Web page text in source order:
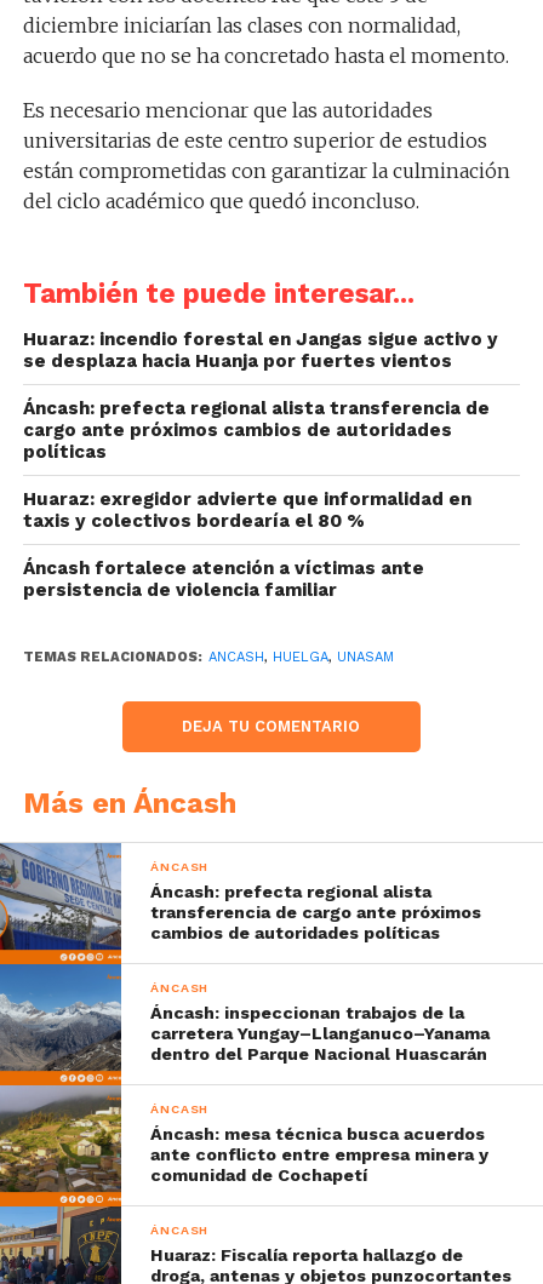
diciembre iniciarían las clases con normalidad,
acuerdo que no se ha concretado hasta el momento.
Es necesario mencionar que las autoridades
universitarias de este centro superior de estudios
están comprometidas con garantizar la culminación
del ciclo académico que quedó inconcluso.
También te puede interesar...
Huaraz: incendio forestal en Jangas sigue activo y
se desplaza hacia Huanja por fuertes vientos
Áncash: prefecta regional alista transferencia de
cargo ante próximos cambios de autoridades
políticas
Huaraz: exregidor advierte que informalidad en
taxis y colectivos bordearía el 80 %
Áncash fortalece atención a víctimas ante
persistencia de violencia familiar
TEMAS RELACIONADOS: ANCASH, HUELGA, UNASAM
DEJA TU COMENTARIO
Más en Áncash
ÁNCASH
Áncash: prefecta regional alista
transferencia de cargo ante próximos
cambios de autoridades políticas
ÁNCASH
Áncash: inspeccionan trabajos de la
carretera Yungay–Llanganuco–Yanama
dentro del Parque Nacional Huascarán
ÁNCASH
Áncash: mesa técnica busca acuerdos
ante conflicto entre empresa minera y
comunidad de Cochapetí
ÁNCASH
Huaraz: Fiscalía reporta hallazgo de
droga, antenas y objetos punzocortantes